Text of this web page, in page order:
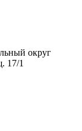
округ
17/1